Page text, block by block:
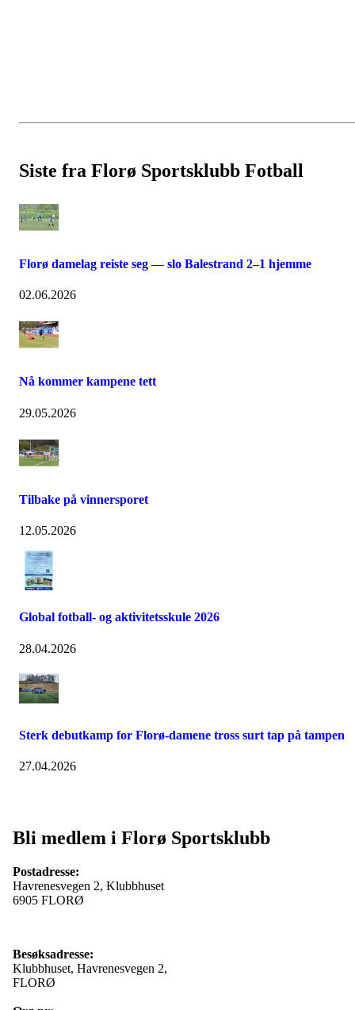
Siste fra Florø Sportsklubb Fotball
Florø damelag reiste seg — slo Balestrand 2–1 hjemme
02.06.2026
Nå kommer kampene tett
29.05.2026
Tilbake på vinnersporet
12.05.2026
Global fotball- og aktivitetsskule 2026
28.04.2026
Sterk debutkamp for Florø-damene tross surt tap på tampen
27.04.2026
Bli medlem i Florø Sportsklubb
Postadresse:
Havrenesvegen 2, Klubbhuset
6905 FLORØ
Besøksadresse:
Klubbhuset, Havrenesvegen 2,
FLORØ